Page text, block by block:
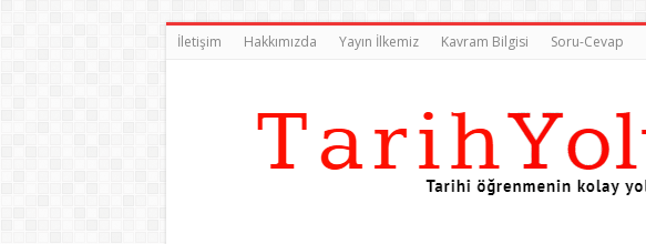
İletişim Hakkımızda Yayın İlkemiz Kavram Bilgisi Soru-Cevap